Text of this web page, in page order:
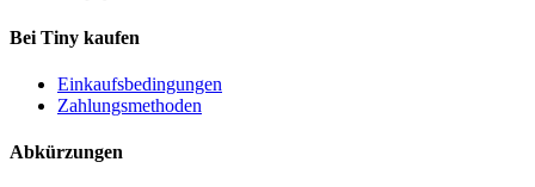
Bei Tiny kaufen
Einkaufsbedingungen
Zahlungsmethoden
Abkürzungen